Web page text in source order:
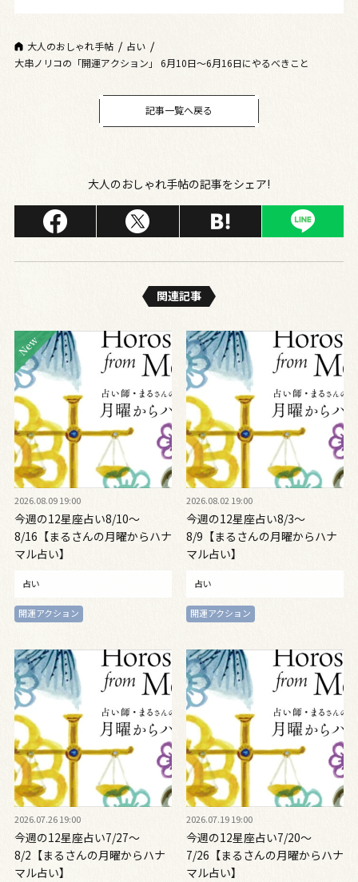
大人のおしゃれ手帖
占い
大串ノリコの「開運アクション」 6月10日～6月16日にやるべきこと
記事一覧へ戻る
大人のおしゃれ手帖の記事をシェア!
関連記事
2026.08.09 19:00
今週の12星座占い8/10～
8/16【まるさんの月曜からハナ
マル占い】
占い
開運アクション
2026.08.02 19:00
今週の12星座占い8/3～
8/9【まるさんの月曜からハナ
マル占い】
占い
開運アクション
2026.07.26 19:00
今週の12星座占い7/27～
8/2【まるさんの月曜からハナ
マル占い】
2026.07.19 19:00
今週の12星座占い7/20～
7/26【まるさんの月曜からハナ
マル占い】